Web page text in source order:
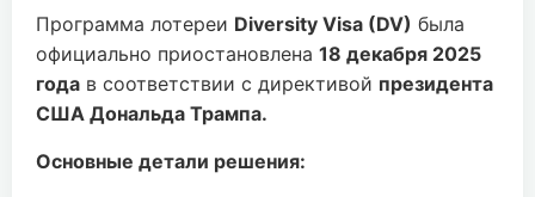
Программа лотереи Diversity Visa (DV) была
официально приостановлена 18 декабря 2025
года в соответствии с директивой президента
США Дональда Трампа.
Основные детали решения: